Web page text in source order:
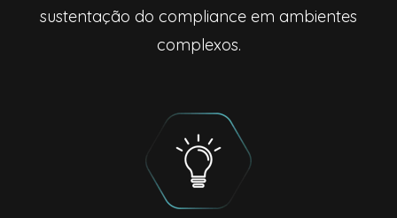
sustentação do compliance em ambientes
complexos.